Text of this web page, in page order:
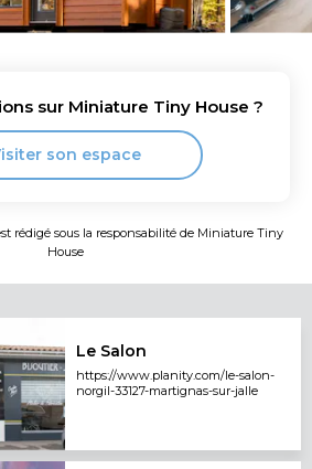
sur Miniature Tiny House ?
son espace
rédigé sous la responsabilité de Miniature Tiny
House
Le Salon
https://www.planity.com/le-salon-
norgil-33127-martignas-sur-jalle